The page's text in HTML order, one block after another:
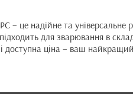
– це надійне та
для зварювання в
і доступна ціна – ваш